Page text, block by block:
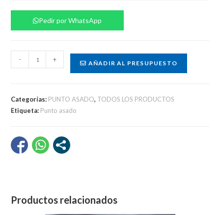
Pedir por WhatsApp
asador
cantidad
- + AÑADIR AL PRESUPUESTO
Categorías: PUNTO ASADO, TODOS LOS PRODUCTOS
Etiqueta: Punto asado
Productos relacionados